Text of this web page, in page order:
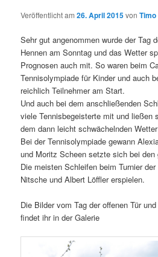
Veröffentlicht am26. April 2015von
Sehr gut angenommen wurde der Tag
Hennen am Sonntag und das Wetter
Prognosen auch mit. So waren beim
Tennisolympiade für Kinder und auch
reichlich Teilnehmer am Start.
Und auch bei dem anschließenden
viele Tennisbegeisterte mit und ließen
dem dann leicht schwächelnden
Bei der Tennisolympiade gewann
und Moritz Scheen setzte sich bei den
Die meisten Schleifen beim Turnier
Nitsche und Albert Löffler erspielen.
Die Bilder vom Tag der offenen Tür
findet ihr in der Galerie